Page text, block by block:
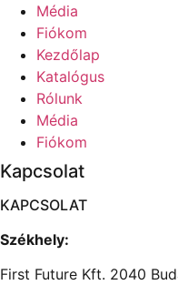
Média
Fiókom
Kezdőlap
Katalógus
Rólunk
Média
Fiókom
Kapcsolat
KAPCSOLAT
Székhely:
First Future Kft. 2040